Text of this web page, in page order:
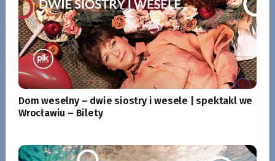
Dom weselny – dwie siostry i wesele | spektakl we
Wrocławiu – Bilety